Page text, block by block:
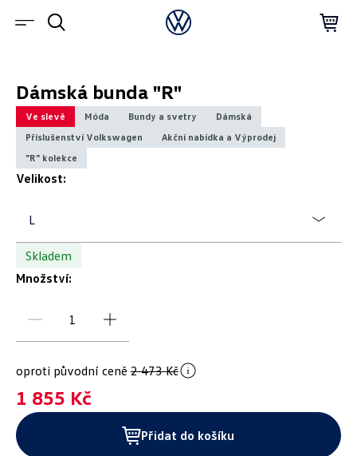
Dámská bunda "R"
Ve slevě Móda Bundy a svetry
Dámská
Příslušenství Volkswagen
Akční nabídka a Výprodej
"R" kolekce
Velikost:
L
Skladem
Množství:
oproti původní ceně2 473 Kč
1 855 Kč
Přidat do košíku